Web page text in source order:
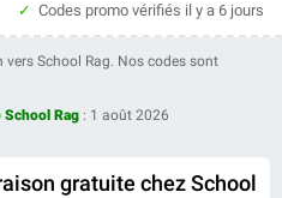
Codes promo vérifiés il y a 6 jours
School Rag. Nos codes sont
Rag : 1 août 2026
gratuite chez School